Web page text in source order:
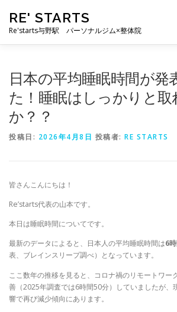
RE' STARTS
Re'starts与野駅 パーソナルジム×整体院
ブログ
日本の平均睡眠時間が発
た！睡眠はしっかりと
か？？
投稿日: 2026年4月8日 投稿者: RE STARTS
皆さんこんにちは！
Re’starts代表の山本です。
本日は睡眠時間についてです。
最新のデータによると、日本人の平均睡眠時間は6
表、ブレインスリープ調べ）となっています。
ここ数年の推移を見ると、コロナ禍のリモートワー
善（2025年調査では6時間50分）していましたが、
響で再び減少傾向にあります。